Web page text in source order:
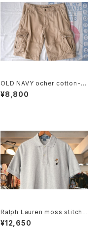
OLD NAVY ocher cotton-t
will cargo Shorts
¥8,800
Ralph Lauren moss stitch
polo Shirt "POLO BEAR"
¥12,650